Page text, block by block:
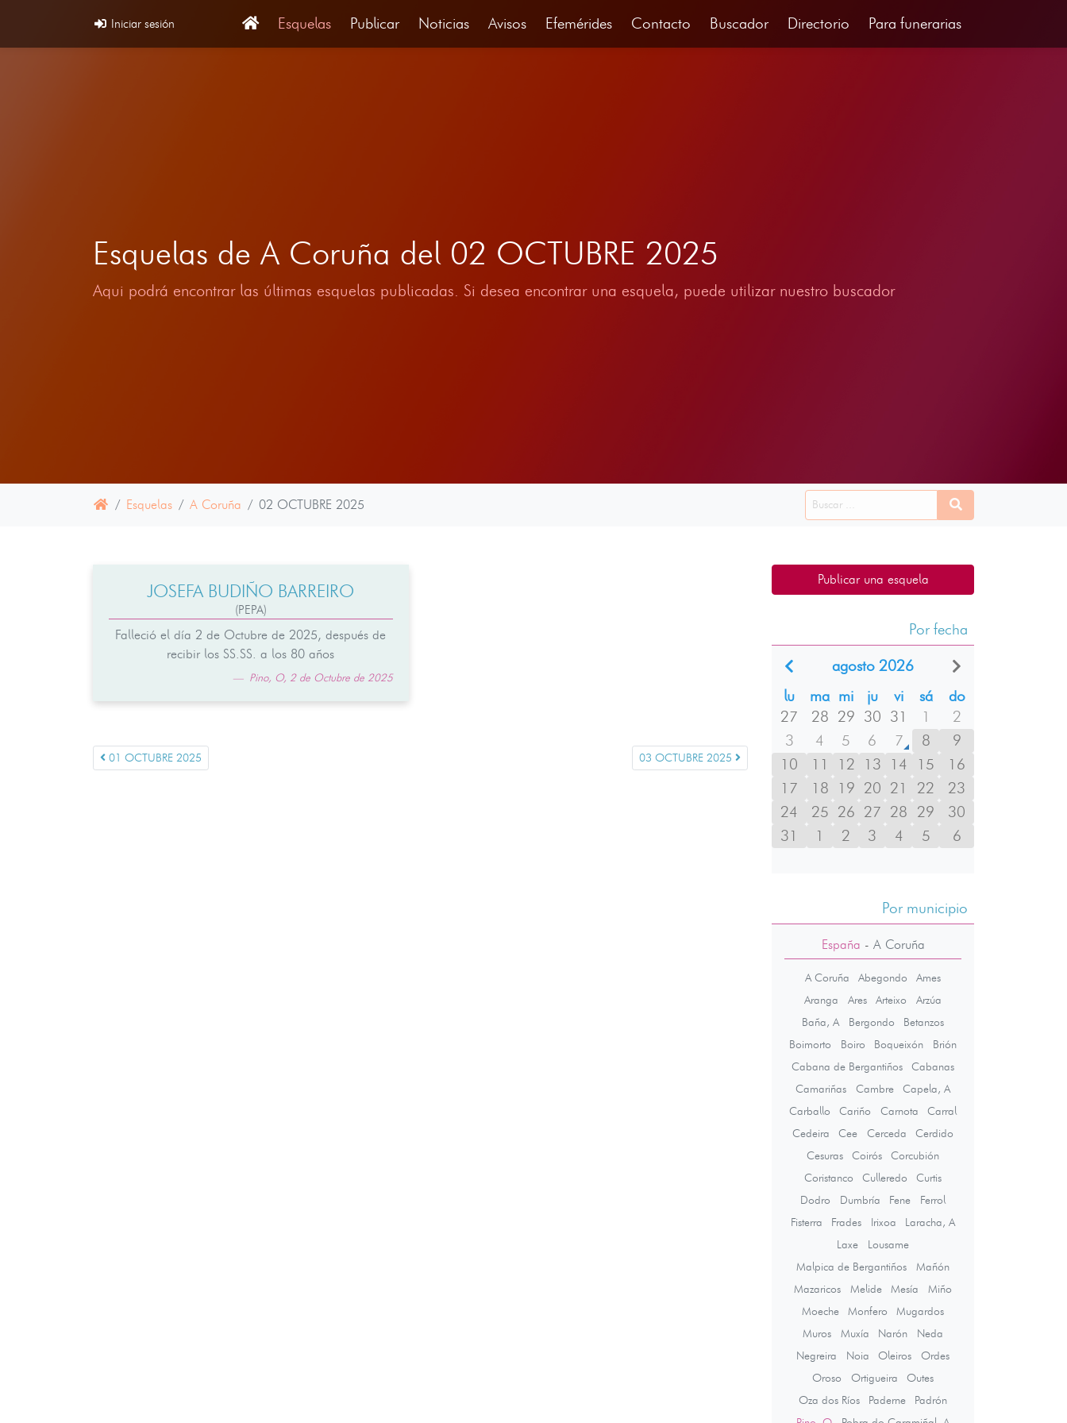
Iniciar sesión Esquelas Publicar Noticias Avisos Efemérides Contacto Buscador Directorio Para funerarias
Esquelas de A Coruña del 02 OCTUBRE 2025
Aqui podrá encontrar las últimas esquelas publicadas. Si desea encontrar una esquela, puede utilizar nuestro buscador
Esquelas A Coruña 02 OCTUBRE 2025
JOSEFA BUDIÑO BARREIRO
(PEPA)
Falleció el día 2 de Octubre de 2025, después de
recibir los SS.SS. a los 80 años
Pino, O, 2 de Octubre de 2025
01 OCTUBRE 2025 03 OCTUBRE 2025
Publicar una esquela
Por fecha
agosto 2026
lu
ma mi ju vi sá
do
27
28 29 30 31 1
2
3
4 5 6 7 8
9
10
11 12 13 14 15
16
17
18 19 20 21 22
23
24
25 26 27 28 29
30
31
1 2 3 4 5 6
Por municipio
España - A Coruña
A Coruña Abegondo
Ames
Aranga
Ares Arteixo
Arzúa
Baña, A
Bergondo
Betanzos
Boimorto
Boiro Boqueixón
Brión
Cabana de Bergantiños
Cabanas
Camariñas
Cambre
Capela, A
Carballo
Cariño Carnota
Carral
Cedeira
Cee Cerceda
Cerdido
Cesuras
Coirós
Corcubión
Coristanco
Culleredo
Curtis
Dodro
Dumbría Fene
Ferrol
Fisterra
Frades Irixoa
Laracha, A
Laxe
Lousame
Malpica de Bergantiños
Mañón
Mazaricos
Melide Mesía
Miño
Moeche
Monfero
Mugardos
Muros
Muxía Narón
Neda
Negreira
Noia Oleiros
Ordes
Oroso
Ortigueira
Outes
Oza dos Ríos
Paderne
Padrón